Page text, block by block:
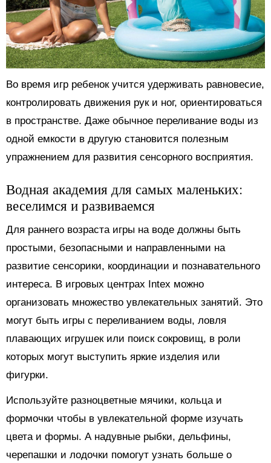
Во время игр ребенок учится удерживать равновесие,
контролировать движения рук и ног, ориентироваться
в пространстве. Даже обычное переливание воды из
одной емкости в другую становится полезным
упражнением для развития сенсорного восприятия.
Водная академия для самых маленьких:
веселимся и развиваемся
Для раннего возраста игры на воде должны быть
простыми, безопасными и направленными на
развитие сенсорики, координации и познавательного
интереса. В игровых центрах Intex можно
организовать множество увлекательных занятий. Это
могут быть игры с переливанием воды, ловля
плавающих игрушек или поиск сокровищ, в роли
которых могут выступить яркие изделия или
фигурки.
Используйте разноцветные мячики, кольца и
формочки чтобы в увлекательной форме изучать
цвета и формы. А надувные рыбки, дельфины,
черепашки и лодочки помогут узнать больше о